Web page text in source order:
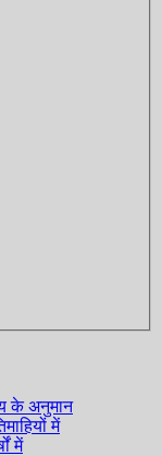
के अनुमान
में
में